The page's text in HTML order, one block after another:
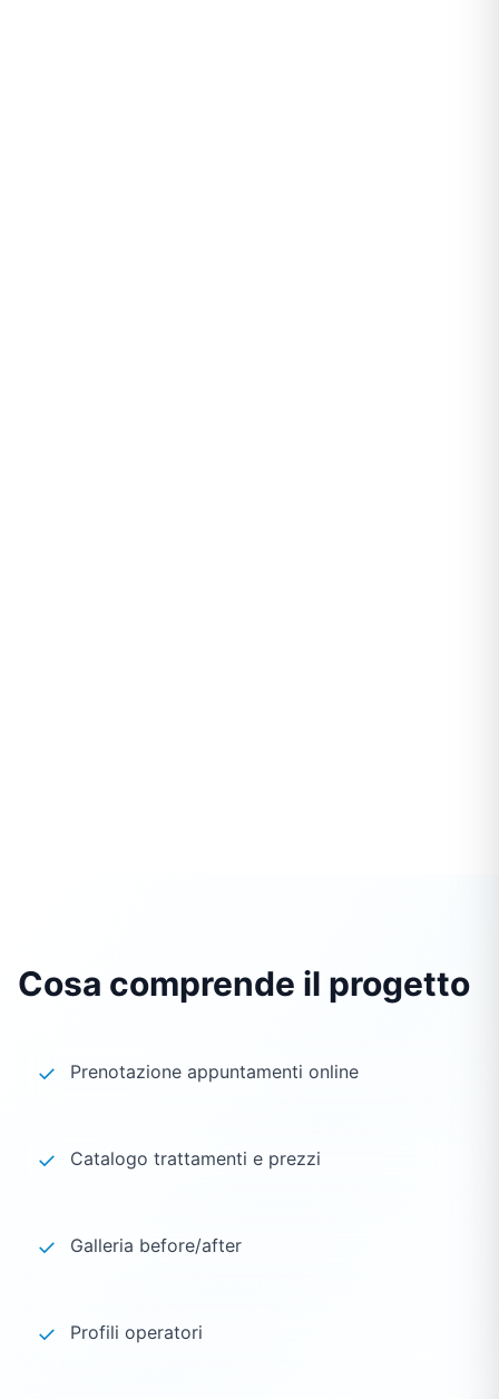
Cosa comprende il progetto
✓ Prenotazione appuntamenti online
✓ Catalogo trattamenti e prezzi
✓ Galleria before/after
✓ Profili operatori